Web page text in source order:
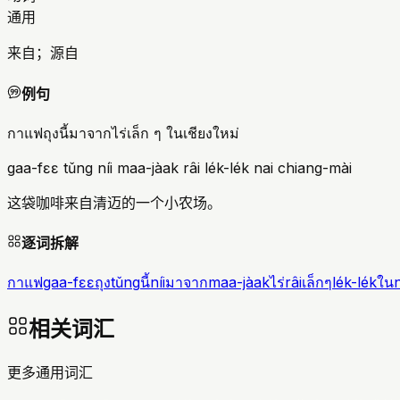
通用
来自；源自
例句
กาแฟถุงนี้มาจากไร่เล็ก ๆ ในเชียงใหม่
gaa-fɛɛ tǔng níi maa-jàak râi lék-lék nai chiang-mài
这袋咖啡来自清迈的一个小农场。
逐词拆解
กาแฟgaa-fɛɛถุงtǔngนี้níiมาจากmaa-jàakไร่râiเล็กๆlék-lékใน
相关词汇
更多通用词汇